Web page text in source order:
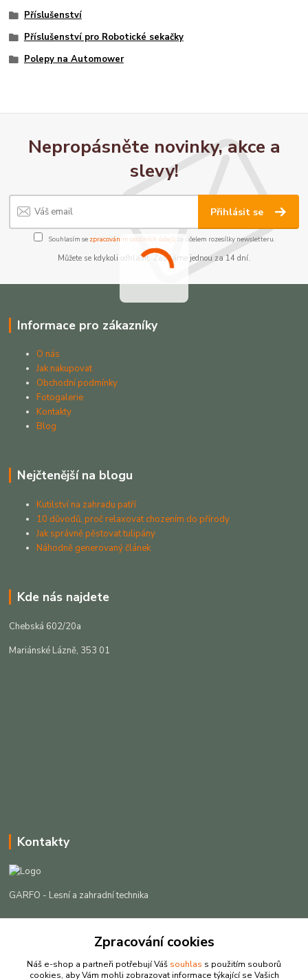
Příslušenství
Příslušenství pro Robotické sekačky
Polepy na Automower
Nepropásněte novinky, akce a
slevy!
Přihlásit se
Souhlasím se zpracováním osobních údajůza účelem rozesílky newsletteru.
Můžete se kdykoli odhlásit. Zasíláme jednou za 14 dní.
Informace pro zákazníky
O nás
Jak nakupovat
Obchodní podmínky
Fotogalerie
Kontakty
Blog
Nejčtenější na blogu
Kutilství na zahradu patří
10 důvodů, proč relaxovat chozením do přírody
Jak správně pěstovat tulipány
Náhodně generovaný článek
Kde nás najdete
Chebská 602/20a
Mariánské Lázně, 353 01
Kontakty
GARFO - Lesní a zahradní technika
+420 725 301 044
Zpracování cookies
Náš e-shop a partneři potřebují Váš souhlas s použitím souborů
cookies, aby Vám mohli zobrazovat informace týkající se Vašich